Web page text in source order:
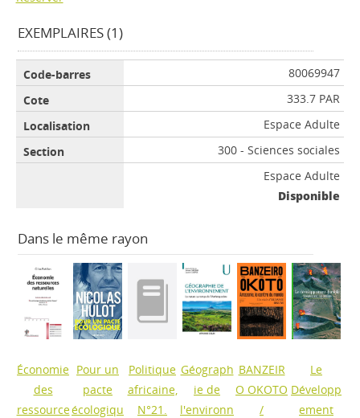
EXEMPLAIRES (1)
80069947
333.7 PAR
Espace Adulte
300 - Sciences sociales
Espace Adulte
Disponible
Dans le même rayon
Économie
des
ressource
Pour un
pacte
écologiqu
Politique
africaine,
N°21.
Géograph
ie de
l'environn
BANZEIR
O OKOTO
/
Le
Développ
ement